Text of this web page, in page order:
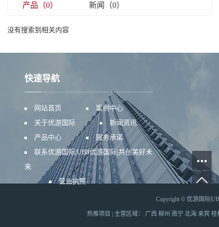
产品（0） 新闻（0）
没有搜索到相关内容
快速导航
网站首页
案例中心
关于优游国际
新闻资讯
产品中心
服务承诺
联系优游国际|UB8优游国际|共创美好未
来
营业执照
Copyright © 优游国际
热推项目 | 主营区域： 广西 柳州 南宁 北海 来宾 桂